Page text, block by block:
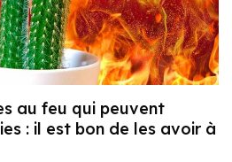
au feu qui peuvent
: il est bon de les avoir à